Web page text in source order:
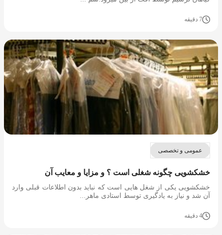
7 دقیقه
عمومی و تخصصی
خشکشویی چگونه شغلی است ؟ و مزایا و معایب آن
خشکشویی یکی از شغل هایی است که نباید بدون اطلاعات قبلی وارد
آن شد و نیاز به یادگیری توسط استادی ماهر...
4 دقیقه